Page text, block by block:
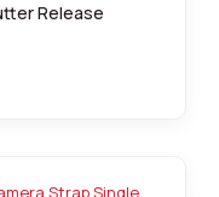
Release